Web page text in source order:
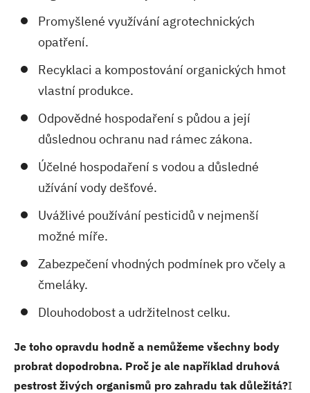
Promyšlené využívání agrotechnických
opatření.
Recyklaci a kompostování organických hmot
vlastní produkce.
Odpovědné hospodaření s půdou a její
důslednou ochranu nad rámec zákona.
Účelné hospodaření s vodou a důsledné
užívání vody dešťové.
Uvážlivé používání pesticidů v nejmenší
možné míře.
Zabezpečení vhodných podmínek pro včely a
čmeláky.
Dlouhodobost a udržitelnost celku.
Je toho opravdu hodně a nemůžeme všechny body
probrat dopodrobna. Proč je ale například druhová
pestrost živých organismů pro zahradu tak důležitá?I